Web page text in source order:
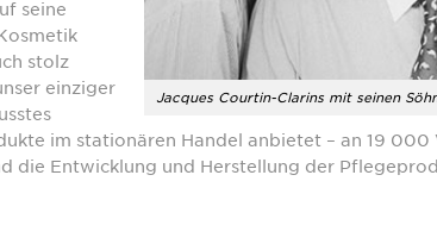
Jacques Courtin-Clarins mit seinen
seine
stolz
einziger
im stationären Handel anbietet – an 19
die Entwicklung und Herstellung der